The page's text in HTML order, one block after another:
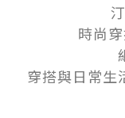
時尚
穿搭與日常生